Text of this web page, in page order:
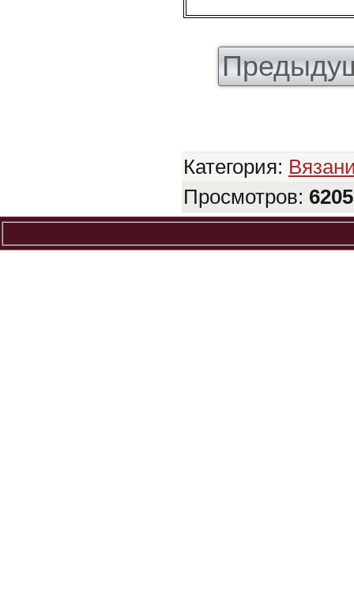
Категория:
Просмотров: 6205